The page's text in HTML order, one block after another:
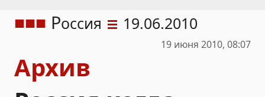
Россия 19.06.2010
19 июня 2010, 08:07
Архив